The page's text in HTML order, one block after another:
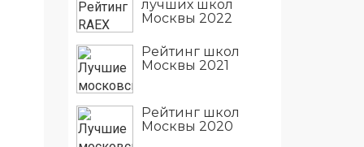
лучших школ
Москвы 2022
Рейтинг школ
Москвы 2021
Рейтинг школ
Москвы 2020